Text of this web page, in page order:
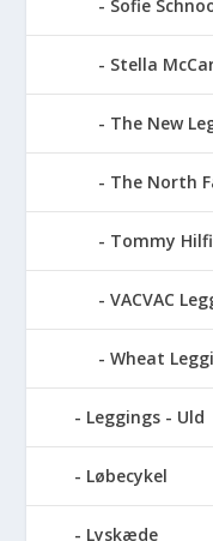
Sofie
Stella
The New
The North
Tommy
VACVAC
Wheat
Leggings - Uld
Løbecykel
Lyskæde